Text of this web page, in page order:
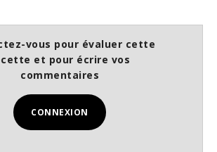
vous pour évaluer cette
et pour écrire vos
commentaires
CONNEXION